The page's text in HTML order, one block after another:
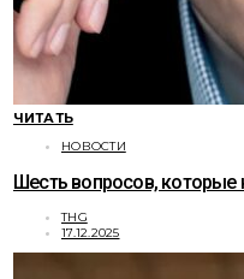
ЧИТАТЬ
НОВОСТИ
Шесть вопросов, которые
THG
17.12.2025